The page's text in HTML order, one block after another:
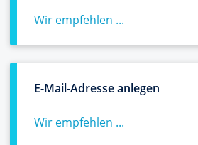
Wir empfehlen ...
E-Mail-Adresse anlegen
Wir empfehlen ...